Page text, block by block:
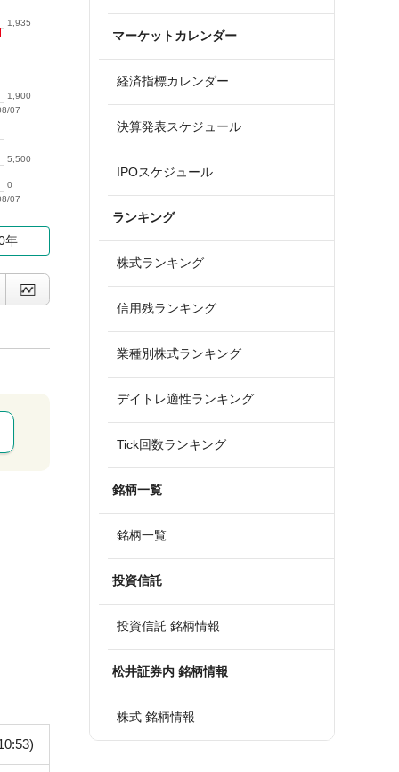
07
1,900
1,935
07
0
5,500
年
マーケットカレンダー
経済指標カレンダー
決算発表スケジュール
IPOスケジュール
ランキング
株式ランキング
信用残ランキング
業種別株式ランキング
デイトレ適性ランキング
Tick回数ランキング
銘柄一覧
銘柄一覧
投資信託
投資信託 銘柄情報
松井証券内 銘柄情報
株式 銘柄情報